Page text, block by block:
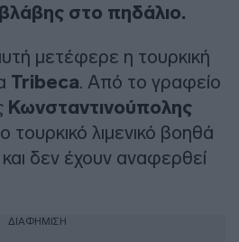
βλάβης στο πηδάλιο.
μετέφερε η τουρκική
Tribeca. Από το γραφείο
Κωνσταντινούπολης
τουρκικό λιμενικό βοηθά
δεν έχουν αναφερθεί
ΔΙΑΦΗΜΙΣΗ